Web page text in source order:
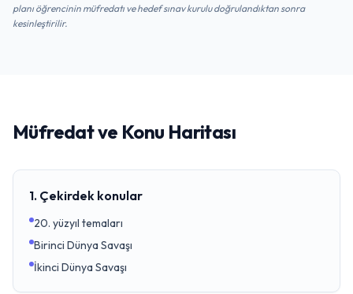
planı öğrencinin müfredatı ve hedef sınav kurulu doğrulandıktan sonra
kesinleştirilir.
Müfredat ve Konu Haritası
1. Çekirdek konular
20. yüzyıl temaları
Birinci Dünya Savaşı
İkinci Dünya Savaşı